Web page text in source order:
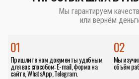
Мы гарантируем
или вернём
01
Пришлите нам документы удобным
для вас способом: E-mail, форма на
сайте, WhatsApp, Telegram.
02
Мы
объём